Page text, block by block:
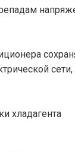
хладагента